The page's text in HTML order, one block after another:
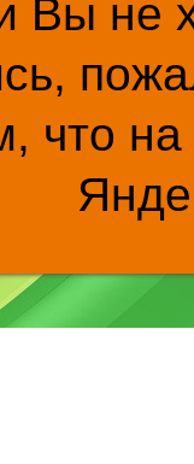
Вы не
что на